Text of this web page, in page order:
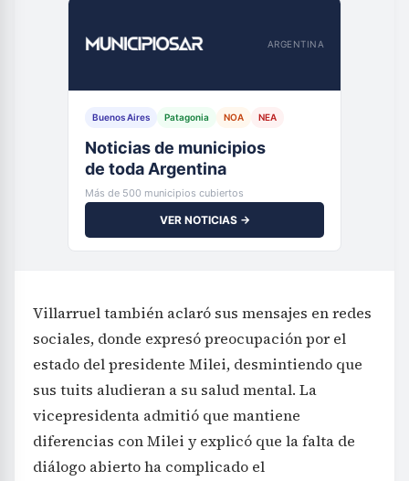
ARGENTINA
Buenos Aires Patagonia NOA NEA
Noticias de municipios
de toda Argentina
Más de 500 municipios cubiertos
VER NOTICIAS →
Villarruel también aclaró sus mensajes en redes
sociales, donde expresó preocupación por el
estado del presidente Milei, desmintiendo que
sus tuits aludieran a su salud mental. La
vicepresidenta admitió que mantiene
diferencias con Milei y explicó que la falta de
diálogo abierto ha complicado el